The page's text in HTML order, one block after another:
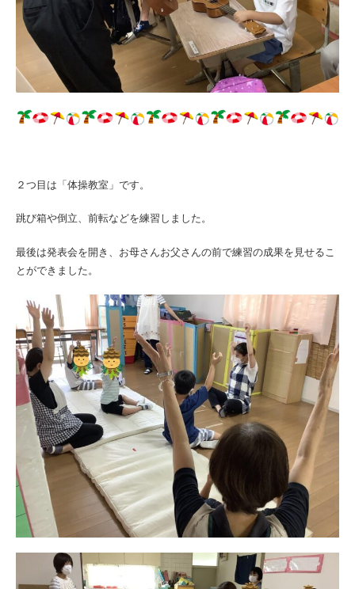
２つ目は「体操教室」です。
跳び箱や倒立、前転などを練習しました。
最後は発表会を開き、お母さんお父さんの前で練習の成果を見せるこ
とができました。